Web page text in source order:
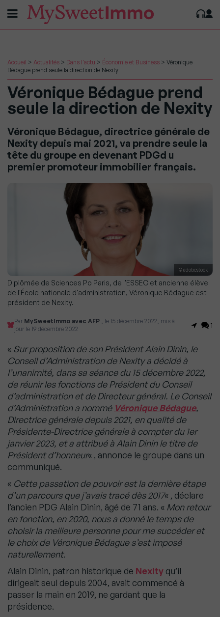
Accueil > Actualités > Dans l'actu > Économie et Business > Véronique
Bédague prend seule la direction de Nexity
Véronique Bédague prend
seule la direction de Nexity
Véronique Bédague, directrice générale de
Nexity depuis mai 2021, va prendre seule la
tête du groupe en devenant PDGd u
premier promoteur immobilier français.
© adobestock
Diplômée de Sciences Po Paris, de l'ESSEC et ancienne élève
de l'École nationale d'administration, Véronique Bédague est
président de Nexity.
Par MySweetImmo avec AFP , le 15 décembre 2022, mis à
jour le 19 décembre 2022
1
« Sur proposition de son Président Alain Dinin, le
Conseil d’Administration de Nexity a décidé à
l’unanimité, dans sa séance du 15 décembre 2022,
de réunir les fonctions de Président du Conseil
d’administration et de Directeur général. Le Conseil
d’Administration a nommé Véronique Bédague,
Directrice générale depuis 2021, en qualité de
Présidente-Directrice générale à compter du 1er
janvier 2023, et a attribué à Alain Dinin le titre de
Président d’honneur« , annonce le groupe dans un
communiqué.
« Cette passation de pouvoir est la dernière étape
d’un parcours que j’avais tracé dès 2017« , déclare
l’ancien PDG Alain Dinin, âgé de 71 ans. « Mon retour
en fonction, en 2020, nous a donné le temps de
choisir la meilleure personne pour me succéder et
le choix de Véronique Bédague s’est imposé
naturellement.
Alain Dinin, patron historique de Nexity qu’il
dirigeait seul depuis 2004, avait commencé à
passer la main en 2019, ne gardant que la
présidence.